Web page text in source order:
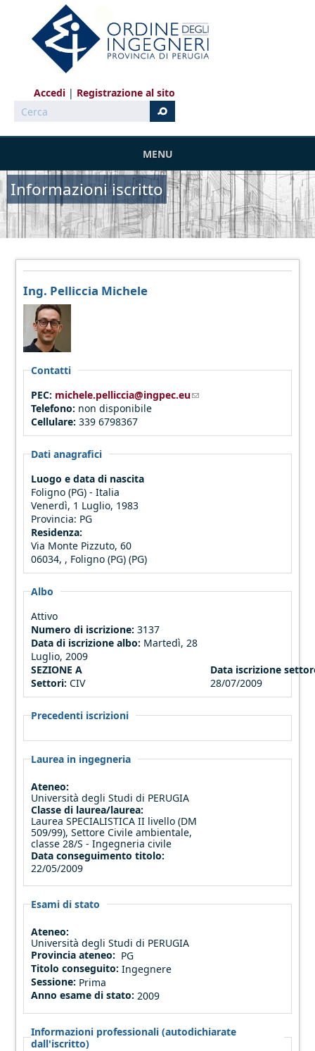
Salta al contenuto principale
Accedi
Registrazione al sito
Cerca
MENU
Informazioni iscritto
Ing. Pelliccia Michele
Contatti
PEC: michele.pelliccia@ingpec.eu(link sends e-mail)
Telefono: non disponibile
Cellulare:339 6798367
Dati anagrafici
Luogo e data di nascita
Foligno (PG) - Italia
Venerdì, 1 Luglio, 1983
Provincia: PG
Residenza:
Via Monte Pizzuto, 60
06034, , Foligno (PG) (PG)
Albo
Attivo
Numero di iscrizione: 3137
Data di iscrizione albo: Martedì, 28
Luglio, 2009
SEZIONE A
Settori: CIV
Data iscrizione
28/07/2009
Precedenti iscrizioni
Laurea in ingegneria
Ateneo:
Università degli Studi di PERUGIA
Classe di laurea/laurea:
Laurea SPECIALISTICA II livello (DM
509/99), Settore Civile ambientale,
classe 28/S - Ingegneria civile
Data conseguimento titolo:
22/05/2009
Esami di stato
Ateneo:
Università degli Studi di PERUGIA
Provincia ateneo: PG
Titolo conseguito:Ingegnere
Sessione: Prima
Anno esame di stato: 2009
Informazioni professionali (autodichiarate
dall'iscritto)